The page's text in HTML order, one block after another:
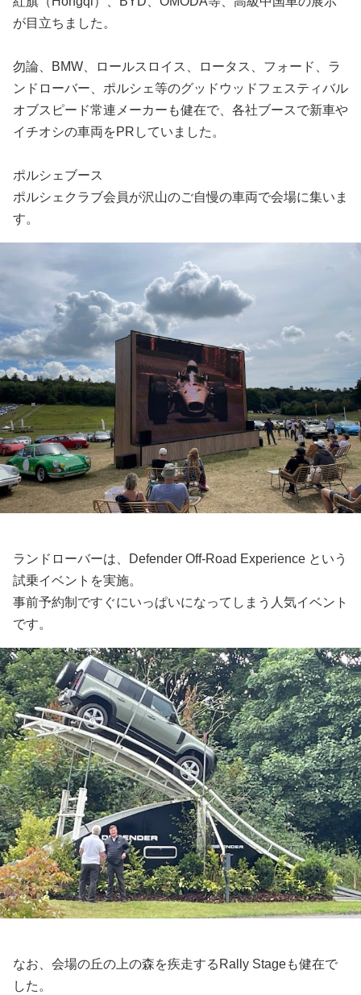
が目立ちました。
勿論、BMW、ロールスロイス、ロータス、フォード、ラ
ンドローバー、ポルシェ等のグッドウッドフェスティバル
オブスピード常連メーカーも健在で、各社ブースで新車や
イチオシの車両をPRしていました。
ポルシェブース
ポルシェクラブ会員が沢山のご自慢の車両で会場に集いま
す。
ランドローバーは、Defender Off-Road Experience という
試乗イベントを実施。
事前予約制ですぐにいっぱいになってしまう人気イベント
です。
なお、会場の丘の上の森を疾走するRally Stageも健在で
した。